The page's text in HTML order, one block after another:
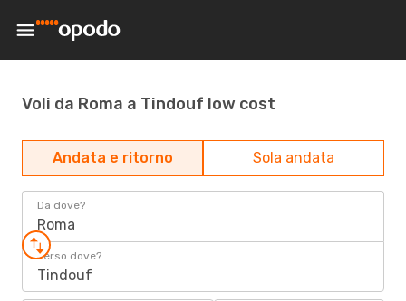
Voli da Roma a Tindouf low cost
Andata e ritorno Sola andata
Da dove?
Roma
Verso dove?
Tindouf